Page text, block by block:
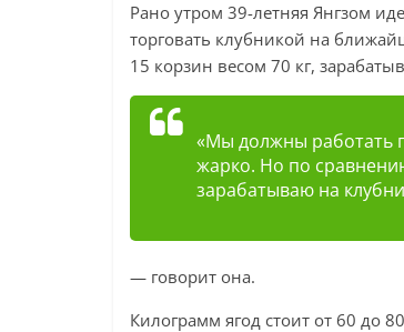
Рано утром 39-летняя Янгзом
торговать клубникой на
15 корзин весом 70 кг,
«Мы должны работать
жарко. Но по
зарабатываю на
— говорит она.
Килограмм ягод стоит от 60 до